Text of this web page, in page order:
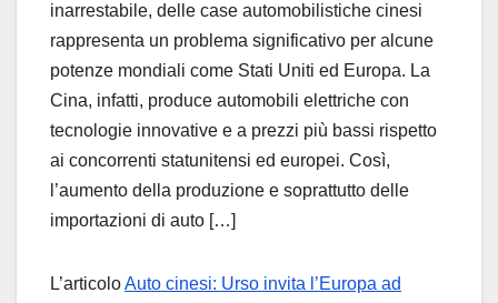
inarrestabile, delle case automobilistiche cinesi
rappresenta un problema significativo per alcune
potenze mondiali come Stati Uniti ed Europa. La
Cina, infatti, produce automobili elettriche con
tecnologie innovative e a prezzi più bassi rispetto
ai concorrenti statunitensi ed europei. Così,
l’aumento della produzione e soprattutto delle
importazioni di auto […]
L’articoloAuto cinesi: Urso invita l’Europa ad